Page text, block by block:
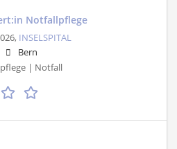
Notfallpflege
INSELSPITAL
Bern
| Notfall